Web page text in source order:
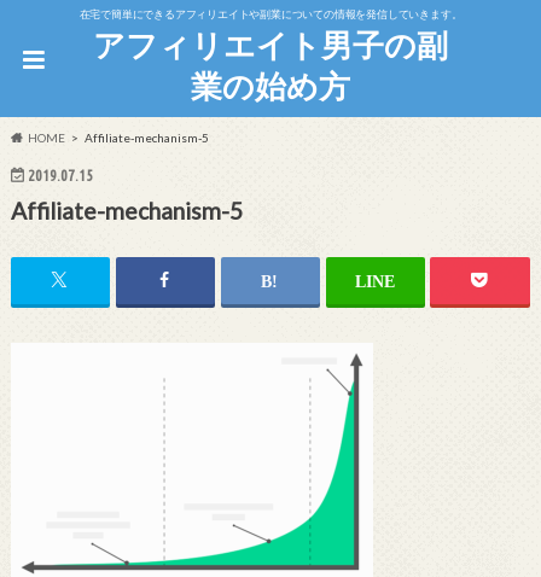
在宅で簡単にできるアフィリエイトや副業についての情報を発信していきます。
アフィリエイト男子の副
業の始め方
HOME Affiliate-mechanism-5
2019.07.15
Affiliate-mechanism-5